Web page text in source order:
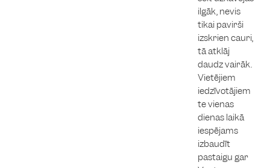
ilgāk, nevis
tikai pavirši
izskrien cauri,
tā atklāj
daudz vairāk.
Vietējiem
iedzīvotājiem
te vienas
dienas laikā
iespējams
izbaudīt
pastaigu gar